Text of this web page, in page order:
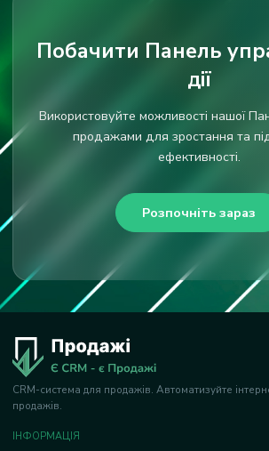
Побачити Панель
дії
Використовуйте можливості нашої
продажами для зростання та
ефективності.
Розпочніть зараз
CRM-система для продажів. Автоматизуйте
продажів.
ІНФОРМАЦІЯ